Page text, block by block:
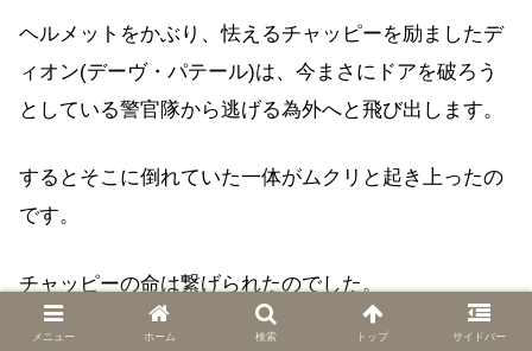
ヘルメットをかぶり、怯えるチャッピーを励ましたデ
ィオン(デーヴ・パテール)は、今まさにドアを破ろう
としている警官隊から逃げる為外へと飛び出します。
するとそこに倒れていた一体がムクリと起き上ったの
です。
チャッピーの命は繋げられたのでした。
メニュー ホーム 検索 トップ サイドバー